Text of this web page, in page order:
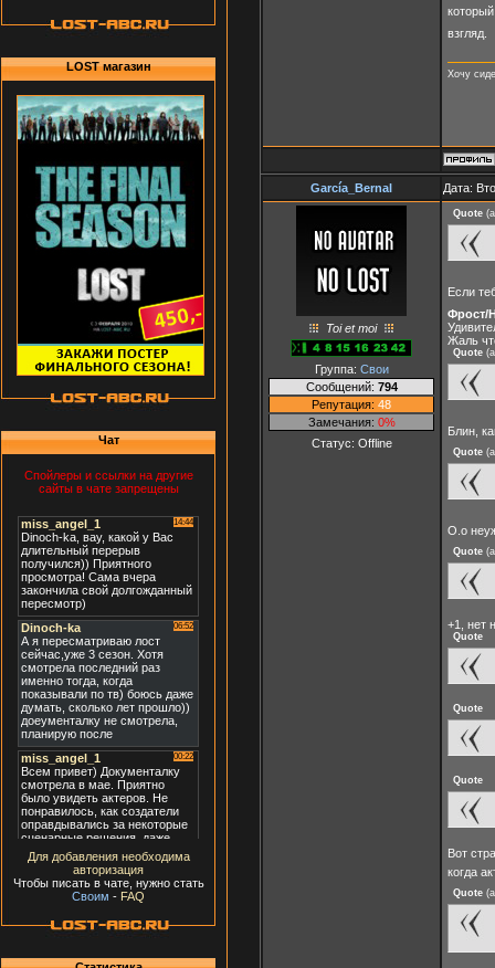
LOST магазин
Чат
Спойлеры и ссылки на другие
сайты в чате запрещены
Для добавления необходима
авторизация
Чтобы писать в чате, нужно стать
Своим - FAQ
взгляд.
Хочу
García_Bernal Дата:
Toi et moi
Группа: Свои
Сообщений: 794
Репутация: 48
Замечания: 0%
Статус: Offline
Quote (
Если
Фрост/
Жаль
Quote (
Блин,
Quote (
О.о
Quote (
+1, нет
Quote
Quote
Quote
Вот
когда
Quote (